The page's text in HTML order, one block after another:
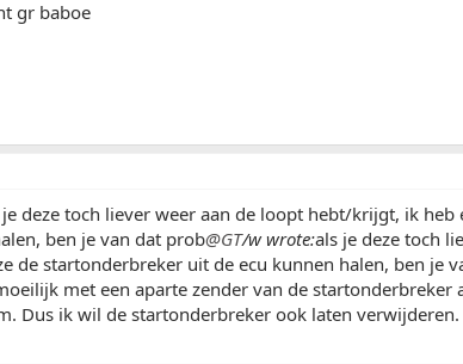
gr baboe
deze toch liever weer aan de loopt hebt/krijgt, ik
ben je van dat prob@GT/w wrote:als je deze toch
de startonderbreker uit de ecu kunnen halen, ben je
met een aparte zender van de
Dus ik wil de startonderbreker ook laten